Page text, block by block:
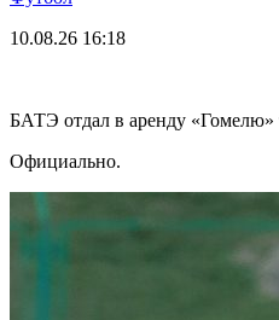
10.08.26 16:18
БАТЭ отдал в аренду «Гомелю»
Официально.